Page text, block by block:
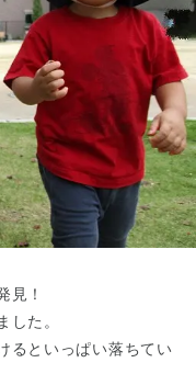
県
東京都 全域
見！
した。
るといっぱい落ちてい